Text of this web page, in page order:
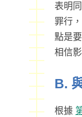
表明
罪行
點是
相信
B.
根據